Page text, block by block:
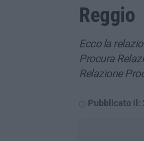
Reggio
Ecco la
Procura
Relazione
Pubblicato il: